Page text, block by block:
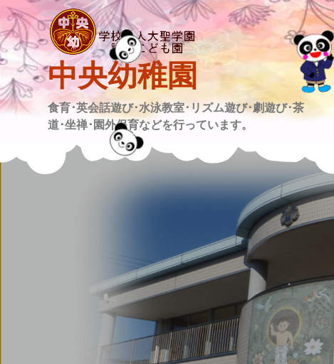
Skip
to
content
中央幼稚園
食育･英会話遊び･水泳教室･リズム遊び･劇遊び･茶
道･坐禅･園外保育などを行っています。